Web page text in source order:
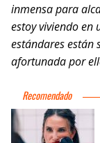
inmensa para
estoy viviendo en
estándares están
afortunada por